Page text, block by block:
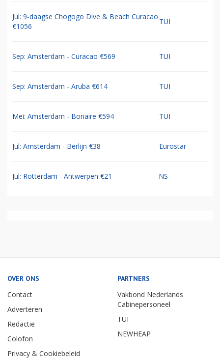
Jul: 9-daagse Chogogo Dive & Beach Curacao
€1056
TUI
Sep: Amsterdam - Curacao €569 TUI
Sep: Amsterdam - Aruba €614 TUI
Mei: Amsterdam - Bonaire €594 TUI
Jul: Amsterdam - Berlijn €38 Eurostar
Jul: Rotterdam - Antwerpen €21 NS
OVER ONS
Contact
Adverteren
Redactie
Colofon
Privacy & Cookiebeleid
PARTNERS
Vakbond Nederlands
Cabinepersoneel
TUI
NEWHEAP